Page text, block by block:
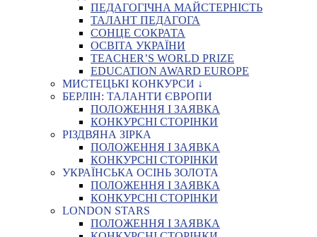
ПЕДАГОГІЧНА МАЙСТЕРНІСТЬ
ТАЛАНТ ПЕДАГОГА
СОНЦЕ СОКРАТА
ОСВІТА УКРАЇНИ
TEACHER’S WORLD PRIZE
EDUCATION AWARD EUROPE
МИСТЕЦЬКІ КОНКУРСИ ↓
БЕРЛІН: ТАЛАНТИ ЄВРОПИ
ПОЛОЖЕННЯ І ЗАЯВКА
КОНКУРСНІ СТОРІНКИ
РІЗДВЯНА ЗІРКА
ПОЛОЖЕННЯ І ЗАЯВКА
КОНКУРСНІ СТОРІНКИ
УКРАЇНСЬКА ОСІНЬ ЗОЛОТА
ПОЛОЖЕННЯ І ЗАЯВКА
КОНКУРСНІ СТОРІНКИ
LONDON STARS
ПОЛОЖЕННЯ І ЗАЯВКА